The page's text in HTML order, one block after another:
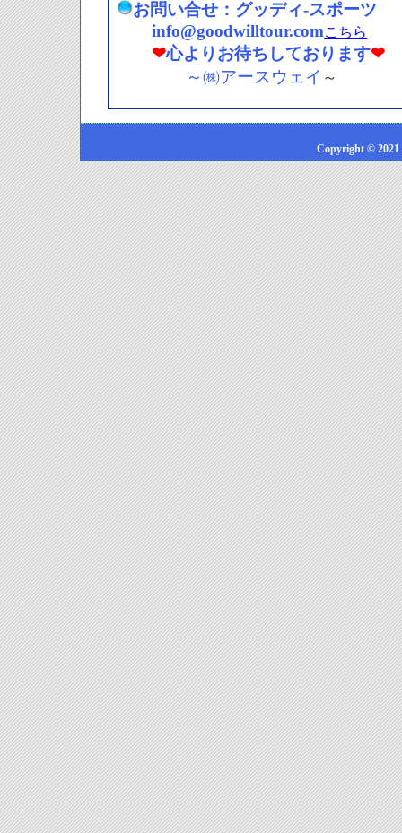
お問い合せ：グッディ-スポーツ
info@goodwilltour.comこちら
❤心よりお待ちしております❤
～㈱アースウェイ ～
Copyright © 2021